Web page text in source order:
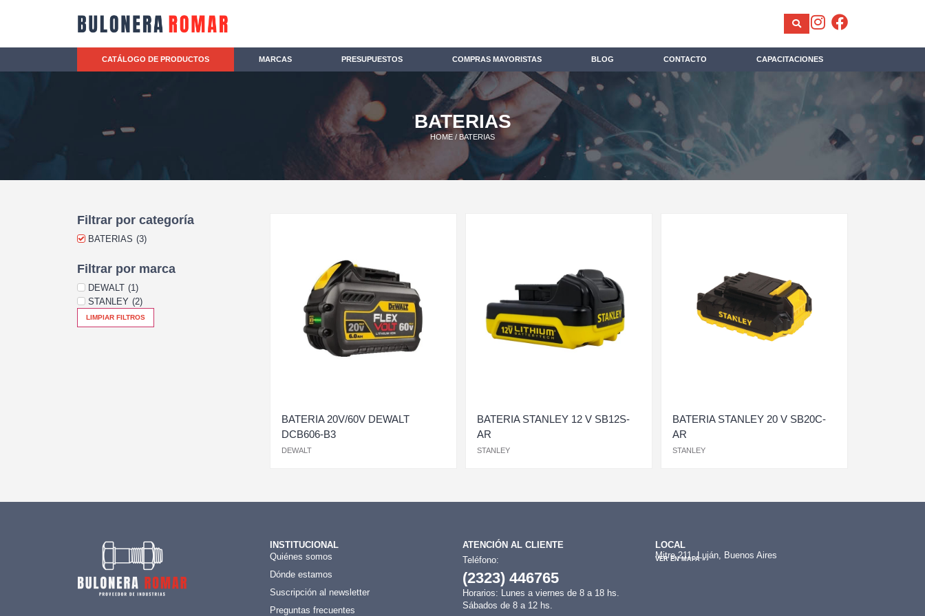
CATÁLOGO DE PRODUCTOS MARCAS PRESUPUESTOS COMPRAS MAYORISTAS BLOG CONTACTO CAPACITACIONES
BATERIAS
HOME / BATERIAS
Filtrar por categoría
BATERIAS (3)
Filtrar por marca
DEWALT (1)
STANLEY (2)
LIMPIAR FILTROS
BATERIA 20V/60V DEWALT
DCB606-B3
DEWALT
BATERIA STANLEY 12 V SB12S-
AR
STANLEY
BATERIA STANLEY 20 V SB20C-
AR
STANLEY
INSTITUCIONAL
Quiénes somos
Dónde estamos
Suscripción al newsletter
Preguntas frecuentes
ATENCIÓN AL CLIENTE
Teléfono:
(2323) 446765
Horarios: Lunes a viernes de 8 a 18 hs.
Sábados de 8 a 12 hs.
LOCAL
Mitre 211, Luján, Buenos Aires
VER EN MAPA »